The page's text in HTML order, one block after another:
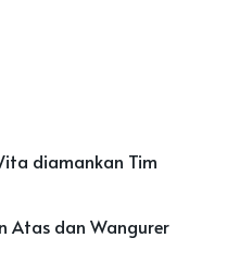
diamankan Tim
Atas dan Wangurer